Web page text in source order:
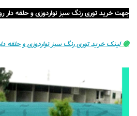
جهت خرید توری رنگ سبز نواردوزی و حلقه دار
🟣لینک خرید توری رنگ سبز نواردوزی و حلقه